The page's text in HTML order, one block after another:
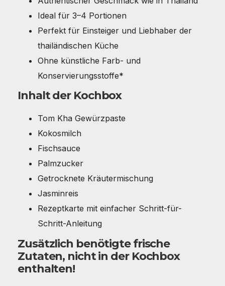
Ideal für 3–4 Portionen
Perfekt für Einsteiger und Liebhaber der
thailändischen Küche
Ohne künstliche Farb- und
Konservierungsstoffe*
Inhalt der Kochbox
Tom Kha Gewürzpaste
Kokosmilch
Fischsauce
Palmzucker
Getrocknete Kräutermischung
Jasminreis
Rezeptkarte mit einfacher Schritt-für-
Schritt-Anleitung
Zusätzlich benötigte frische
Zutaten, nicht in der Kochbox
enthalten!